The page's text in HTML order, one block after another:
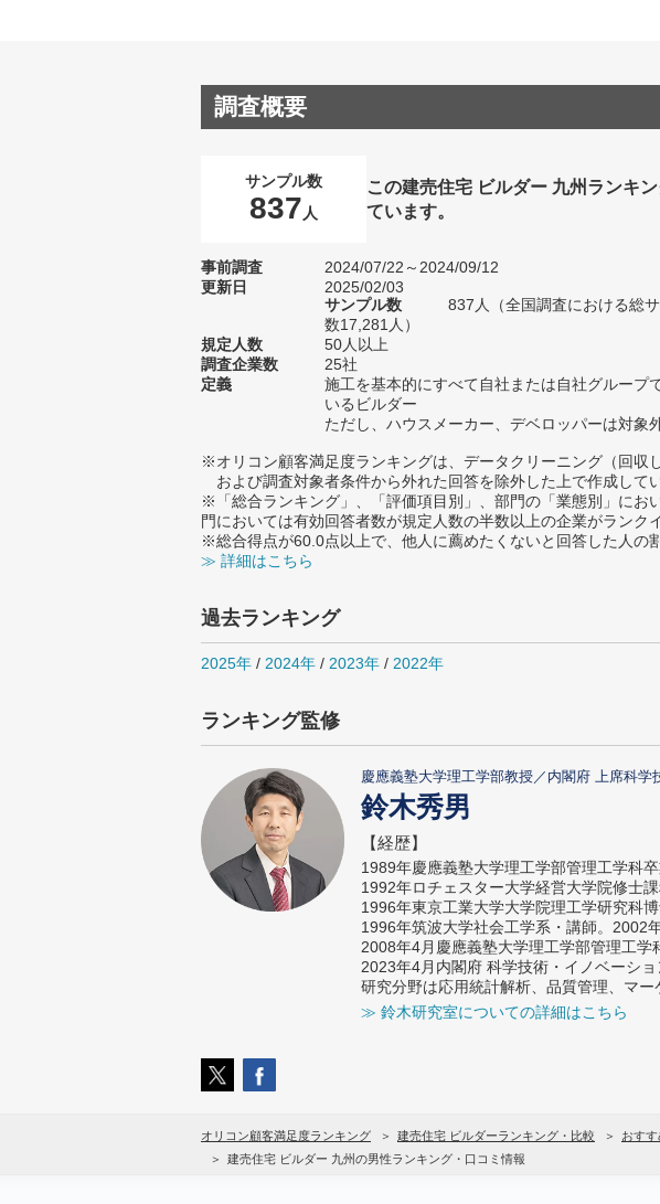
調査概要
サンプル数
837 人
この建売住宅 ビルダー 九州ランキ
ています。
事前調査
2024/07/22～2024/09/12
更新日
2025/02/03
サンプル数
837人（全国調査における総
数17,281人）
規定人数
50人以上
調査企業数
25社
定義
施工を基本的にすべて自社または自社グループ
いるビルダー
ただし、ハウスメーカー、デベロッパーは対象
※オリコン顧客満足度ランキングは、データクリーニング（回収
および調査対象者条件から外れた回答を除外した上で作成してい
※「総合ランキング」、「評価項目別」、部門の「業態別」にお
門においては有効回答者数が規定人数の半数以上の企業がランク
※総合得点が60.0点以上で、他人に薦めたくないと回答した人の
≫ 詳細はこちら
過去ランキング
2025年 / 2024年 / 2023年 / 2022年
ランキング監修
慶應義塾大学理工学部教授／内閣府 上席科学
鈴木秀男
【経歴】
1989年慶應義塾大学理工学部管理工学科卒
1992年ロチェスター大学経営大学院修士課
1996年東京工業大学大学院理工学研究科
1996年筑波大学社会工学系・講師。2002
2008年4月慶應義塾大学理工学部管理工学
2023年4月内閣府 科学技術・イノベーシ
研究分野は応用統計解析、品質管理、マー
≫ 鈴木研究室についての詳細はこちら
オリコン顧客満足度ランキング 建売住宅 ビルダーランキング・比較 おす
建売住宅 ビルダー 九州の男性ランキング・口コミ情報